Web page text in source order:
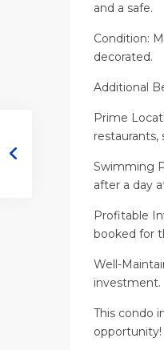
and a safe.
Condition:
decorated.
Additional
Prime
restaurants,
Swimming
after a day
Profitable
booked for
Well-
investment.
This condo